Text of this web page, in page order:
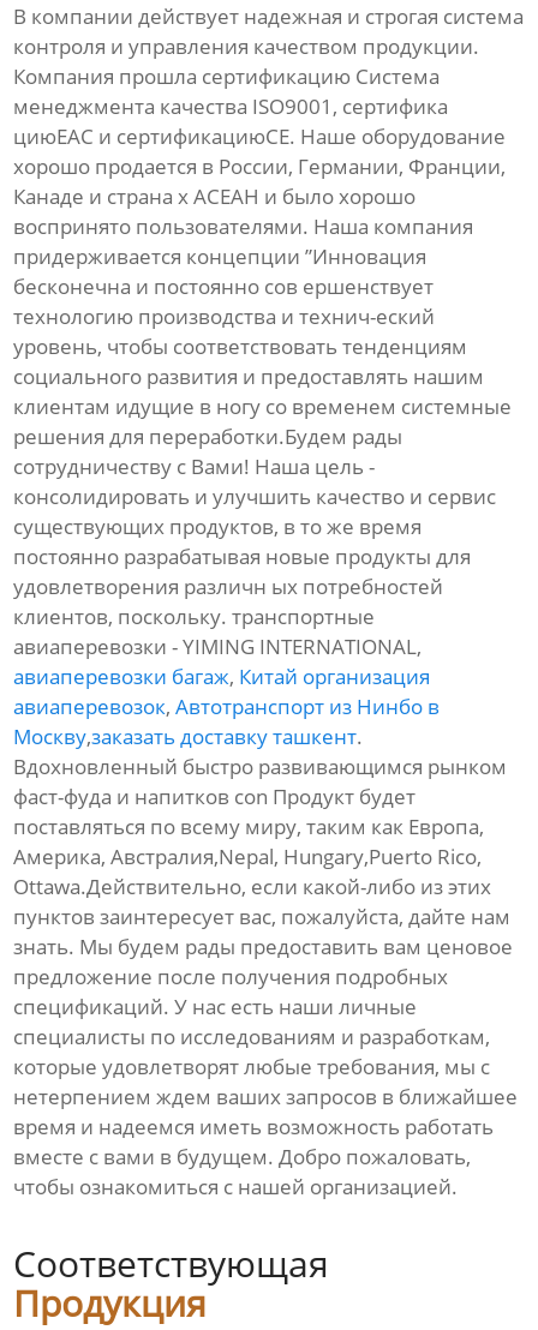
В компании действует надежная и строгая система
контроля и управления качеством продукции.
Компания прошла сертификацию Система
менеджмента качества ISO9001, сертифика
циюЕАС и сертификациюСЕ. Наше оборудование
хорошо продается в России, Германии, Франции,
Канаде и страна х АСЕАН и было хорошо
воспринято пользователями. Наша компания
придерживается концепции ”Инновация
бесконечна и постоянно сов ершенствует
технологию производства и технич-еский
уровень, чтобы соответствовать тенденциям
социального развития и предоставлять нашим
клиентам идущие в ногу со временем системные
решения для переработки.Будем рады
сотрудничеству с Вами! Наша цель -
консолидировать и улучшить качество и сервис
существующих продуктов, в то же время
постоянно разрабатывая новые продукты для
удовлетворения различн ых потребностей
клиентов, поскольку. транспортные
авиаперевозки - YIMING INTERNATIONAL,
авиаперевозки багаж, Китай организация
авиаперевозок,Автотранспорт из Нинбо в
Москву,заказать доставку ташкент.
Вдохновленный быстро развивающимся рынком
фаст-фуда и напитков con Продукт будет
поставляться по всему миру, таким как Европа,
Америка, Австралия,Nepal, Hungary,Puerto Rico,
Ottawa.Действительно, если какой-либо из этих
пунктов заинтересует вас, пожалуйста, дайте нам
знать. Мы будем рады предоставить вам ценовое
предложение после получения подробных
спецификаций. У нас есть наши личные
специалисты по исследованиям и разработкам,
которые удовлетворят любые требования, мы с
нетерпением ждем ваших запросов в ближайшее
время и надеемся иметь возможность работать
вместе с вами в будущем. Добро пожаловать,
чтобы ознакомиться с нашей организацией.
Соответствующая
Продукция